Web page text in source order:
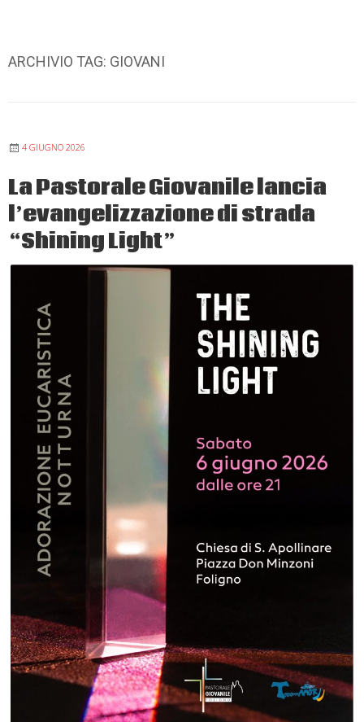
ARCHIVIO TAG: GIOVANI
4 GIUGNO 2026
La Pastorale Giovanile lancia
l’evangelizzazione di strada
“Shining Light”